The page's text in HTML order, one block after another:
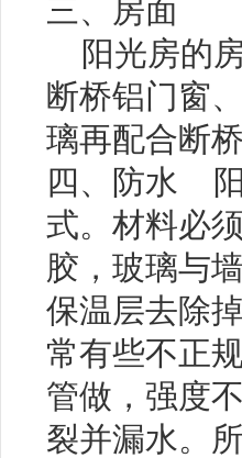
三、房面
阳光房的
断桥铝门窗
璃再配合断
四、防水 阳
式。材料必
胶，玻璃与
保温层去除
常有些不正
管做，强度
裂并漏水。